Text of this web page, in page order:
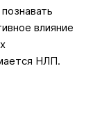
влияние
НЛП.